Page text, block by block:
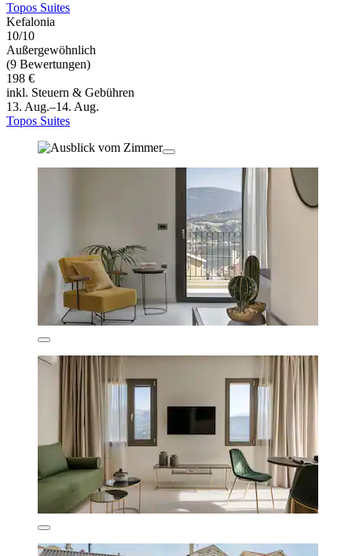
Topos Suites
Kefalonia
10/10
Außergewöhnlich
(9 Bewertungen)
198 €
inkl. Steuern & Gebühren
13. Aug.–14. Aug.
Topos Suites